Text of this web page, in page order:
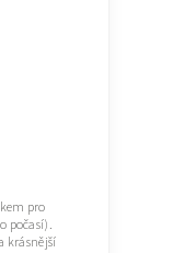
pro
počasí).
krásnější